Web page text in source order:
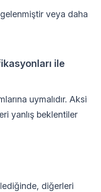
veya daha
ile
uymalıdır. Aksi
yanlış beklentiler
diğerleri